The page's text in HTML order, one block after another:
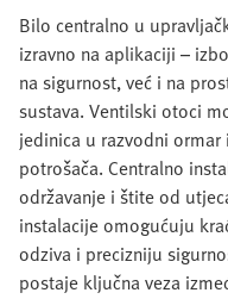
Bilo centralno u
izravno na aplikaciji –
na sigurnost, već i na
sustava. Ventilski otoci
jedinica u razvodni
potrošača. Centralno
održavanje i štite od
instalacije omogućuju
odziva i precizniju
postaje ključna veza